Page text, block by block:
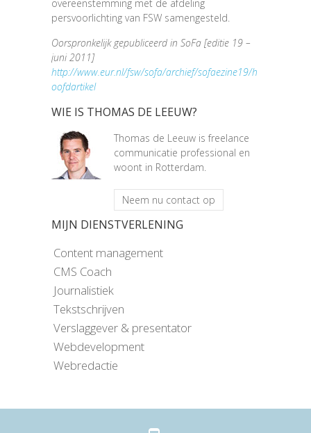
overeenstemming met de afdeling
persvoorlichting van FSW samengesteld.
Oorspronkelijk gepubliceerd in SoFa [editie 19 –
juni 2011]
http://www.eur.nl/fsw/sofa/archief/sofaezine19/h
oofdartikel
WIE IS THOMAS DE LEEUW?
Thomas de Leeuw is freelance
communicatie professional en
woont in Rotterdam.
Neem nu contact op
MIJN DIENSTVERLENING
Content management
CMS Coach
Journalistiek
Tekstschrijven
Verslaggever & presentator
Webdevelopment
Webredactie